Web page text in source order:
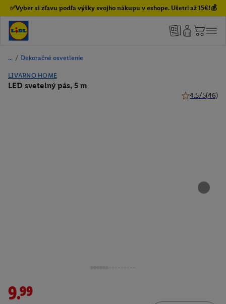
✅Vyber si zľavu podľa výšky svojho nákupu v eshope. Ušetri až 15€!💰
/ Dekoračné osvetlenie
LIVARNO HOME
LED svetelný pás, 5 m
4.5/5(46)
9.99